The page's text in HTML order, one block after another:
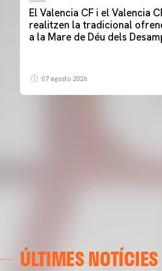
El Valencia CF i el Valencia
realitzen la tradicional
a la Mare de Déu dels
07 agosto 2026
ÚLTIMES NOTÍCIES